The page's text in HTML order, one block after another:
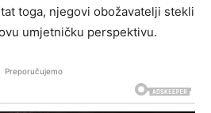
toga, njegovi obožavatelji stekli
umjetničku perspektivu.
Preporučujemo